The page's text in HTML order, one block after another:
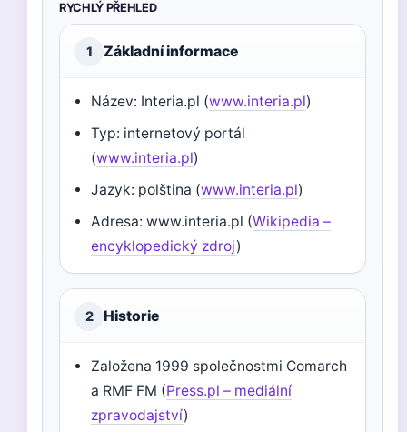
RYCHLÝ PŘEHLED
1 Základní informace
Název: Interia.pl (www.interia.pl)
Typ: internetový portál
(www.interia.pl)
Jazyk: polština (www.interia.pl)
Adresa: www.interia.pl (Wikipedia –
encyklopedický zdroj)
2 Historie
Založena 1999 společnostmi Comarch
a RMF FM (Press.pl – mediální
zpravodajství)